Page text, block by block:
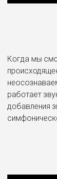
Когда мы
работает
добавления